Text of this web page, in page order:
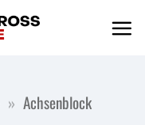
» Achsenblock